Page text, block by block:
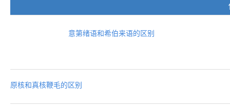
意第绪语和希伯来语的区别
原核和真核鞭毛的区别